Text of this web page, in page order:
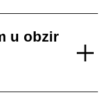
u obzir